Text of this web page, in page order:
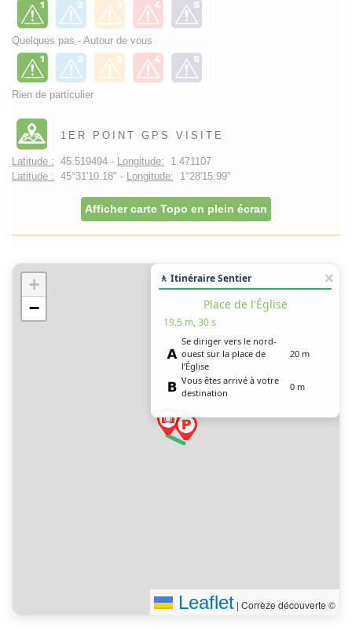
Quelques pas - Autour de vous
Rien de particulier
1ER POINT GPS VISITE
Latitude : 45.519494 - Longitude: 1.471107
Latitude : 45°31'10.18" - Longitude: 1°28'15.99"
Afficher carte Topo en plein écran
+
−
🚶 Itinéraire Sentier
Place de l'Église
19.5 m, 30 s
Se diriger vers le nord-
ouest sur la place de
l’Église
20 m
Vous êtes arrivé à votre
destination
0 m
Leaflet | Corrèze découverte ©